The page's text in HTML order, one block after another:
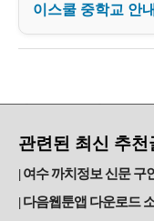
이스쿨 중학교 안내
관련된 최신 추천
여수 까치정보 신문 구
다음웹툰앱 다운로드